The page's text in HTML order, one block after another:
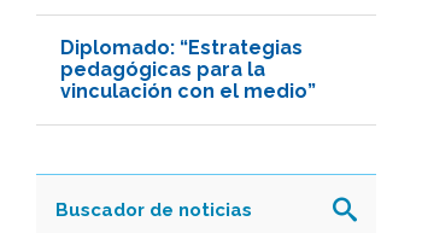
Diplomado: “Estrategias
pedagógicas para la
vinculación con el medio”